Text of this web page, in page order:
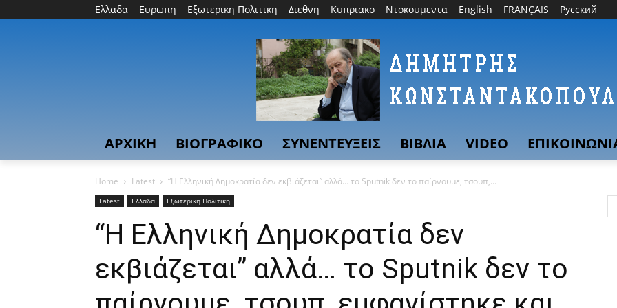
Ελλαδα Ευρωπη Εξωτερικη Πολιτικη Διεθνη Κυπριακο Ντοκουμεντα English FRANÇAIS Русский
ΑΡΧΙΚΗ ΒΙΟΓΡΑΦΙΚΟ ΣΥΝΕΝΤΕΥΞΕΙΣ ΒΙΒΛΙΑ VIDEO
Home Latest “Η Ελληνική Δημοκρατία δεν εκβιάζεται” αλλά… το Sputnik δεν το παίρνουμε, τσουπ,...
Latest Ελλαδα Εξωτερικη Πολιτικη
“Η Ελληνική Δημοκρατία δεν
εκβιάζεται” αλλά… το Sputnik δεν το